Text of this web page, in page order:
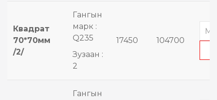
Квадрат
70*70мм
/2/
Гангын
марк :
Q235
Зузаан :
2
17450 104700
Гангын